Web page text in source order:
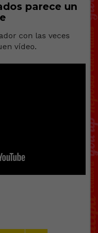
parece un
con las veces
vídeo.